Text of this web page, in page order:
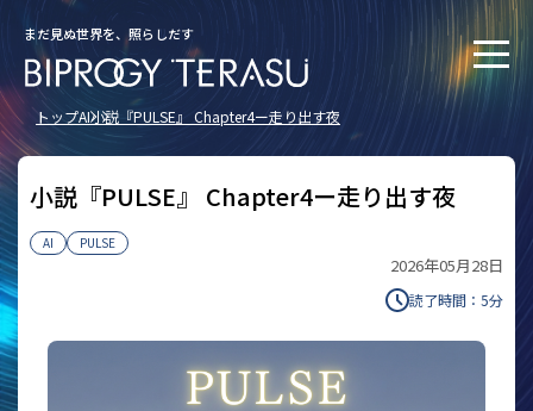
まだ見ぬ世界を、照らしだす
トップAI小説『PULSE』 Chapter4ー走り出す夜
小説『PULSE』 Chapter4ー走り出す夜
AI PULSE
2026年05月28日
読了時間： 5分